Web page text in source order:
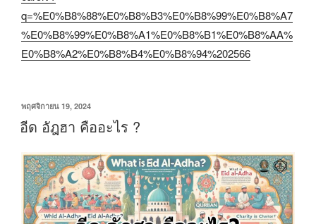
q=%E0%B8%88%E0%B8%B3%E0%B8%99%E0%B8%A7
%E0%B8%99%E0%B8%A1%E0%B8%B1%E0%B8%AA%
E0%B8%A2%E0%B8%B4%E0%B8%94%202566
เขียน
วัน
ที่
พฤศจิกายน 19, 2024
อีด อัฎฮา คืออะไร ?